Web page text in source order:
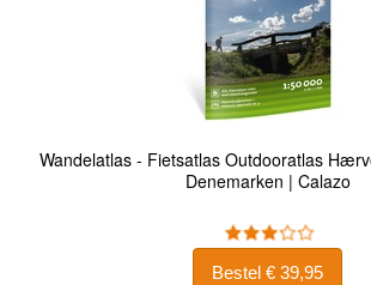
Wandelatlas - Fietsatlas Outdooratlas
Denemarken | Calazo
Bestel € 39,95